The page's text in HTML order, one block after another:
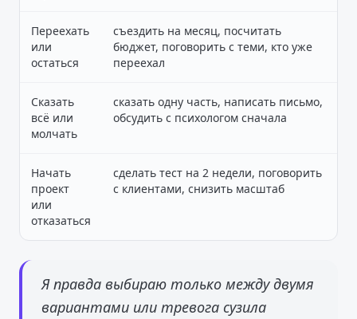
Переехать
или
остаться
съездить на месяц, посчитать
бюджет, поговорить с теми, кто уже
переехал
Сказать
всё или
молчать
сказать одну часть, написать письмо,
обсудить с психологом сначала
Начать
проект
или
отказаться
сделать тест на 2 недели, поговорить
с клиентами, снизить масштаб
Я правда выбираю только между двумя
вариантами или тревога сузила